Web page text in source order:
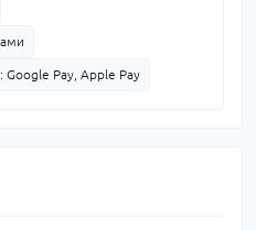
Google Pay, Apple Pay